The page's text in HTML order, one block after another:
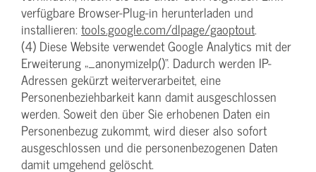
verfügbare Browser-Plug-in herunterladen und
installieren: tools.google.com/dlpage/gaoptout.
(4) Diese Website verwendet Google Analytics mit der
Erweiterung „_anonymizeIp()“. Dadurch werden IP-
Adressen gekürzt weiterverarbeitet, eine
Personenbeziehbarkeit kann damit ausgeschlossen
werden. Soweit den über Sie erhobenen Daten ein
Personenbezug zukommt, wird dieser also sofort
ausgeschlossen und die personenbezogenen Daten
damit umgehend gelöscht.